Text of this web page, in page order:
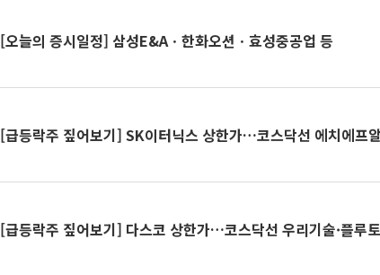
[오늘의 증시일정] 삼성E&Aㆍ한화오션ㆍ효성중공업 등
[급등락주 짚어보기] SK이터닉스 상한가…코스닥선 에치에프
[급등락주 짚어보기] 다스코 상한가…코스닥선 우리기술·플루